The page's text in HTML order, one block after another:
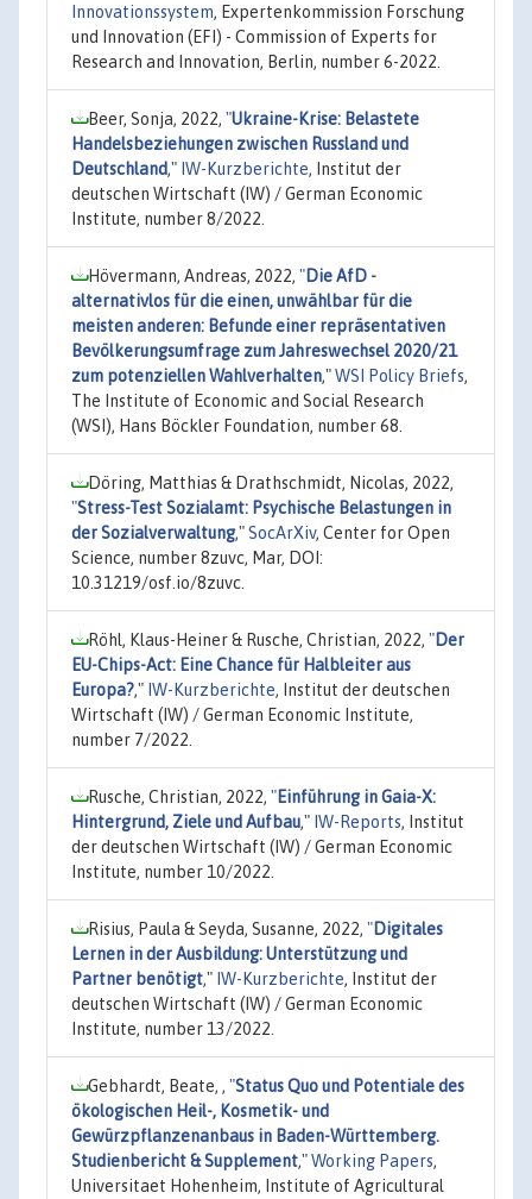
Innovationssystem, Expertenkommission Forschung
und Innovation (EFI) - Commission of Experts for
Research and Innovation, Berlin, number 6-2022.
Beer, Sonja, 2022, "Ukraine-Krise: Belastete
Handelsbeziehungen zwischen Russland und
Deutschland," IW-Kurzberichte, Institut der
deutschen Wirtschaft (IW) / German Economic
Institute, number 8/2022.
Hövermann, Andreas, 2022, "Die AfD -
alternativlos für die einen, unwählbar für die
meisten anderen: Befunde einer repräsentativen
Bevölkerungsumfrage zum Jahreswechsel 2020/21
zum potenziellen Wahlverhalten,"WSI Policy Briefs,
The Institute of Economic and Social Research
(WSI), Hans Böckler Foundation, number 68.
Döring, Matthias & Drathschmidt, Nicolas, 2022,
"Stress-Test Sozialamt: Psychische Belastungen in
der Sozialverwaltung,"SocArXiv, Center for Open
Science, number 8zuvc, Mar, DOI:
10.31219/osf.io/8zuvc.
Röhl, Klaus-Heiner & Rusche, Christian, 2022, "Der
EU-Chips-Act: Eine Chance für Halbleiter aus
Europa?," IW-Kurzberichte, Institut der deutschen
Wirtschaft (IW) / German Economic Institute,
number 7/2022.
Rusche, Christian, 2022, "Einführung in Gaia-X:
Hintergrund, Ziele und Aufbau," IW-Reports, Institut
der deutschen Wirtschaft (IW) / German Economic
Institute, number 10/2022.
Risius, Paula & Seyda, Susanne, 2022, "Digitales
Lernen in der Ausbildung: Unterstützung und
Partner benötigt," IW-Kurzberichte, Institut der
deutschen Wirtschaft (IW) / German Economic
Institute, number 13/2022.
Gebhardt, Beate, , "Status Quo und Potentiale des
ökologischen Heil-, Kosmetik- und
Gewürzpflanzenanbaus in Baden-Württemberg.
Studienbericht & Supplement,"Working Papers,
Universitaet Hohenheim, Institute of Agricultural